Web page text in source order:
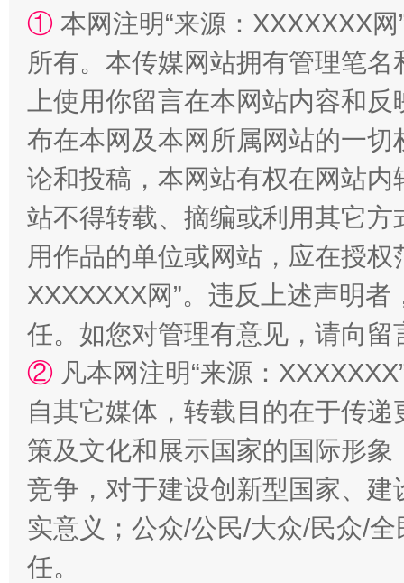
阿坝州三大球赛在茂县开幕 规模
国家大学科技园优化重塑工作
① 本网注明“来源：XXXXXXX
所有。本传媒网站拥有管理笔
上使用你留言在本网站内容和
布在本网及本网所属网站的一
论和投稿，本网站有权在网站
站不得转载、摘编或利用其它
用作品的单位或网站，应在授
XXXXXXX网”。违反上述声明
任。如您对管理有意见，请向
② 凡本网注明“来源：
自其它媒体，转载目的在于传
策及文化和展示国家的国际形
竞争，对于建设创新型国家、
实意义；公众/公民/大众/民众/
任。